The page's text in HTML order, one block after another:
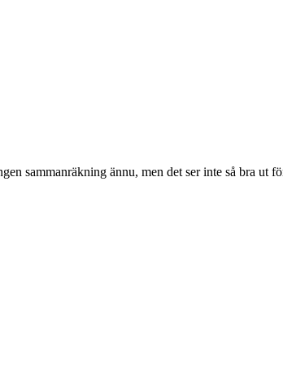
sammanräkning ännu, men det ser inte så bra ut